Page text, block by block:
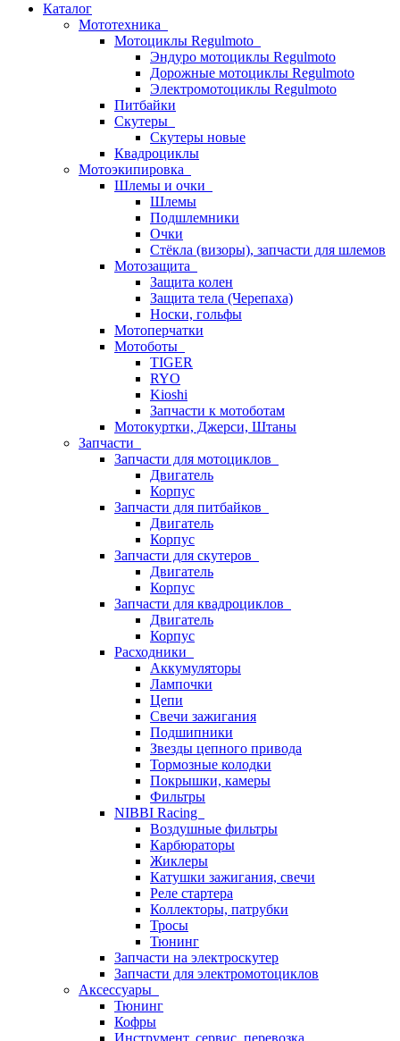
Каталог
Мототехника
Мотоциклы Regulmoto
Эндуро мотоциклы Regulmoto
Дорожные мотоциклы Regulmoto
Электромотоциклы Regulmoto
Питбайки
Скутеры
Скутеры новые
Квадроциклы
Мотоэкипировка
Шлемы и очки
Шлемы
Подшлемники
Очки
Стёкла (визоры), запчасти для шлемов
Мотозащита
Защита колен
Защита тела (Черепаха)
Носки, гольфы
Мотоперчатки
Мотоботы
TIGER
RYO
Kioshi
Запчасти к мотоботам
Мотокуртки, Джерси, Штаны
Запчасти
Запчасти для мотоциклов
Двигатель
Корпус
Запчасти для питбайков
Двигатель
Корпус
Запчасти для скутеров
Двигатель
Корпус
Запчасти для квадроциклов
Двигатель
Корпус
Расходники
Аккумуляторы
Лампочки
Цепи
Свечи зажигания
Подшипники
Звезды цепного привода
Тормозные колодки
Покрышки, камеры
Фильтры
NIBBI Racing
Воздушные фильтры
Карбюраторы
Жиклеры
Катушки зажигания, свечи
Реле стартера
Коллекторы, патрубки
Тросы
Тюнинг
Запчасти на электроскутер
Запчасти для электромотоциклов
Аксессуары
Тюнинг
Кофры
Инструмент, сервис, перевозка